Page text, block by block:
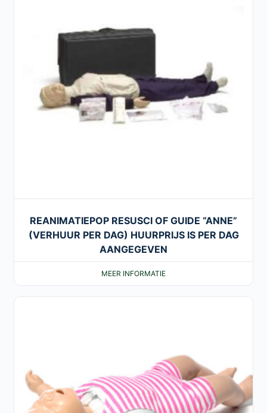
REANIMATIEPOP RESUSCI OF GUIDE “ANNE”
(VERHUUR PER DAG) HUURPRIJS IS PER DAG
AANGEGEVEN
MEER INFORMATIE